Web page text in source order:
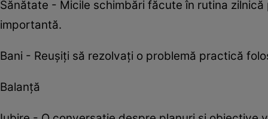
Sănătate - Micile schimbări făcute în rutina
importantă.
Bani - Reușiți să rezolvați o problemă practică
Balanță